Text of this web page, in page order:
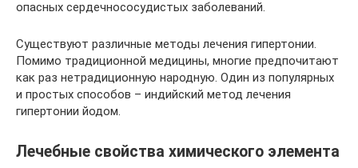
опасных сердечнососудистых заболеваний.
Существуют различные методы лечения гипертонии.
Помимо традиционной медицины, многие предпочитают
как раз нетрадиционную народную. Один из популярных
и простых способов – индийский метод лечения
гипертонии йодом.
Лечебные свойства химического элемента